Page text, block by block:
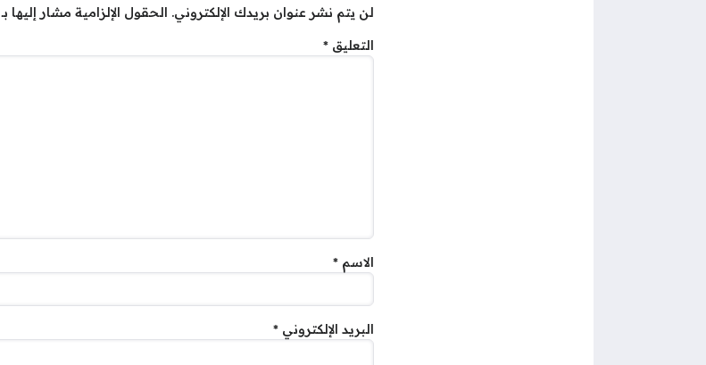
لن يتم نشر عنوان بريدك الإلكتروني. الحقول الإلزامية مشار إليها بـ
التعليق *
الاسم *
البريد الإلكتروني *